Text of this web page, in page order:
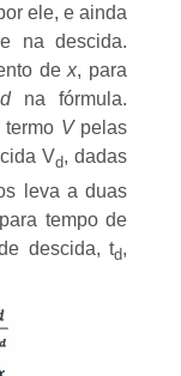
ele, e ainda
na descida.
dex, para
dna fórmula.
termo V pelas
Vd, dadas
leva a duas
tempo de
descida, td,